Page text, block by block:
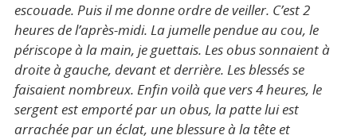
escouade. Puis il me donne ordre de veiller. C’est 2
heures de l’après-midi. La jumelle pendue au cou, le
périscope à la main, je guettais. Les obus sonnaient à
droite à gauche, devant et derrière. Les blessés se
faisaient nombreux. Enfin voilà que vers 4 heures, le
sergent est emporté par un obus, la patte lui est
arrachée par un éclat, une blessure à la tête et